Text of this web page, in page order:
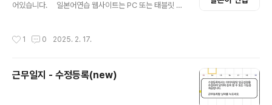
어있습니다. 일본어연습 웹사이트는 PC 또는 태블릿 환
사이트는 PC 또는 태블릿 환경에 최적화 되어있습니
릿 환경에 최적화 되어있습니다. 일본어연습 웹사이트는
1 0 2025. 2. 17.
근무일지 - 수정등록(new)